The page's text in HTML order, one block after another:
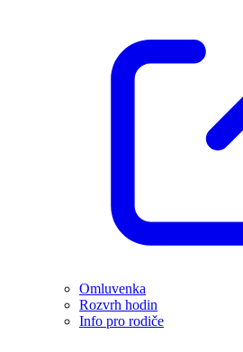
Omluvenka
Rozvrh hodin
Info pro rodiče